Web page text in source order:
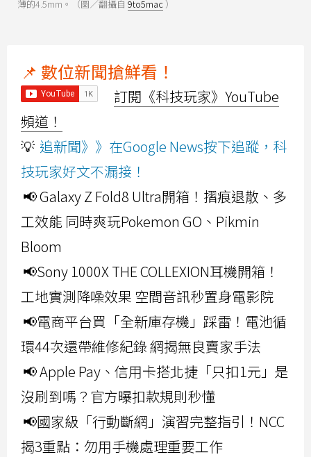
薄的4.5mm。（圖／翻攝自 9to5mac ）
📌 數位新聞搶鮮看！
訂閱《科技玩家》YouTube
頻道！
💡 追新聞》》在Google News按下追蹤，科
技玩家好文不漏接！
📢 Galaxy Z Fold8 Ultra開箱！摺痕退散、多
工效能 同時爽玩Pokemon GO、Pikmin
Bloom
📢Sony 1000X THE COLLEXION耳機開箱！
工地實測降噪效果 空間音訊秒置身電影院
📢電商平台買「全新庫存機」踩雷！電池循
環44次還帶維修紀錄 網揭無良賣家手法
📢 Apple Pay、信用卡搭北捷「只扣1元」是
沒刷到嗎？官方曝扣款規則秒懂
📢國家級「行動斷網」演習完整指引！NCC
揭3重點：勿用手機處理重要工作